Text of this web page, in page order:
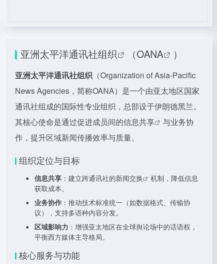
亚洲太平洋通讯社组织 （OANA ）
亚洲太平洋通讯社组织 （Organization of Asia-Pacific
News Agencies，简称OANA）是一个由亚太地区国家
通讯社组成的国际性专业组织，总部设于伊朗德黑兰。
其核心使命是通过促进成员间的信息共享
与业务协
作，提升区域新闻传播效率与质量。
组织定位与目标
信息共享 ：建立跨通讯社的新闻交换
机制，降低信息
获取成本。
业务协作 ：推动技术标准统一（如数据格式、传输协
议），支持多语种内容分发。
区域影响力 ：增强亚太地区在全球舆论场中的话语权，
平衡西方媒体主导格局。
核心服务与功能